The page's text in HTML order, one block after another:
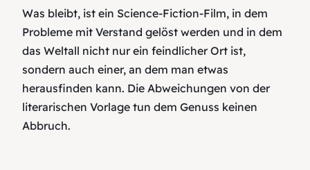
Was bleibt, ist ein Science-Fiction-Film, in dem
Probleme mit Verstand gelöst werden und in dem
das Weltall nicht nur ein feindlicher Ort ist,
sondern auch einer, an dem man etwas
herausfinden kann. Die Abweichungen von der
literarischen Vorlage tun dem Genuss keinen
Abbruch.